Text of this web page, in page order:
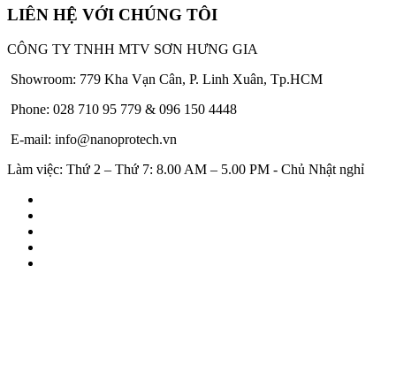
LIÊN HỆ VỚI CHÚNG TÔI
CÔNG TY TNHH MTV SƠN HƯNG GIA
Showroom: 779 Kha Vạn Cân, P. Linh Xuân, Tp.HCM
Phone: 028 710 95 779 & 096 150 4448
E-mail: info@nanoprotech.vn
Làm việc: Thứ 2 – Thứ 7: 8.00 AM – 5.00 PM - Chủ Nhật nghỉ